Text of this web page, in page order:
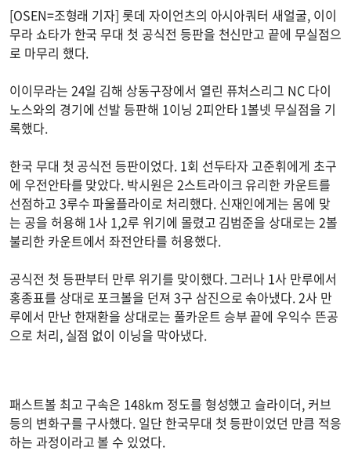
[OSEN=조형래 기자] 롯데 자이언츠의 아시아쿼터 새얼굴, 이이
무라 쇼타가 한국 무대 첫 공식전 등판을 천신만고 끝에 무실점으
로 마무리 했다.
이이무라는 24일 김해 상동구장에서 열린 퓨처스리그 NC 다이
노스와의 경기에 선발 등판해 1이닝 2피안타 1볼넷 무실점을 기
록했다.
한국 무대 첫 공식전 등판이었다. 1회 선두타자 고준휘에게 초구
에 우전안타를 맞았다. 박시원은 2스트라이크 유리한 카운트를
선점하고 3루수 파울플라이로 처리했다. 신재인에게는 몸에 맞
는 공을 허용해 1사 1,2루 위기에 몰렸고 김범준을 상대로는 2볼
불리한 카운트에서 좌전안타를 허용했다.
공식전 첫 등판부터 만루 위기를 맞이했다. 그러나 1사 만루에서
홍종표를 상대로 포크볼을 던져 3구 삼진으로 솎아냈다. 2사 만
루에서 만난 한재환을 상대로는 풀카운트 승부 끝에 우익수 뜬공
으로 처리, 실점 없이 이닝을 막아냈다.
패스트볼 최고 구속은 148km 정도를 형성했고 슬라이더, 커브
등의 변화구를 구사했다. 일단 한국무대 첫 등판이었던 만큼 적응
하는 과정이라고 볼 수 있었다.